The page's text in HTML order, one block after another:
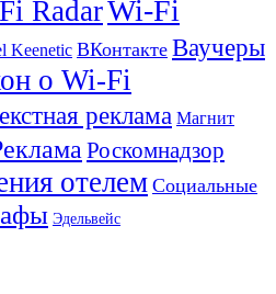
RadarWi-Fi
Keenetic ВКонтакте Ваучеры
о Wi-Fi
реклама Магнит
Роскомнадзор
отелем Социальные
Эдельвейс